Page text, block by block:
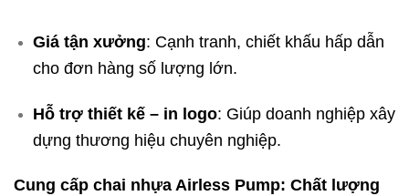
Giá tận xưởng: Cạnh tranh, chiết khấu hấp dẫn
cho đơn hàng số lượng lớn.
Hỗ trợ thiết kế – in logo: Giúp doanh nghiệp xây
dựng thương hiệu chuyên nghiệp.
Cung cấp chai nhựa Airless Pump: Chất lượng